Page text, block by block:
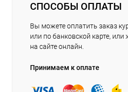
СПОСОБЫ ОПЛАТЫ
Вы можете оплатить заказ
или по банковской карте, или
на сайте онлайн.
Принимаем к оплате